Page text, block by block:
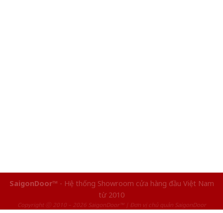
SaigonDoor™ - Hệ thống Showroom cửa hàng đầu Việt Nam
từ 2010
Copyright ⓒ 2010 – 2026 SaigonDoor™ | Đơn vị chủ quản SaigonDoor